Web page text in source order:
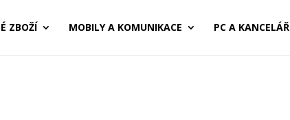
ZBOŽÍ MOBILY A KOMUNIKACE PC A KANCELÁŘ